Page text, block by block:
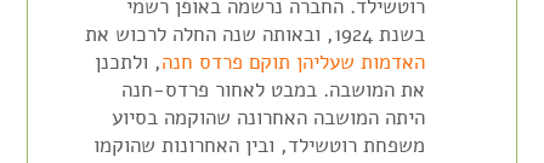
רוטשילד. החברה נרשמה באופן רשמי
בשנת 1924, ובאותה שנה החלה לרכוש את
האדמות שעליהן תוקם פרדס חנה, ולתכנן
את המושבה. במבט לאחור פרדס-חנה
היתה המושבה האחרונה שהוקמה בסיוע
משפחת רוטשילד, ובין האחרונות שהוקמו